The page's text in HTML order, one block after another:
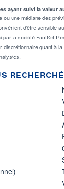
ayant suivi la valeur
ou une médiane des
d'être sensible
la société FactSet
discrétionnaire quant à